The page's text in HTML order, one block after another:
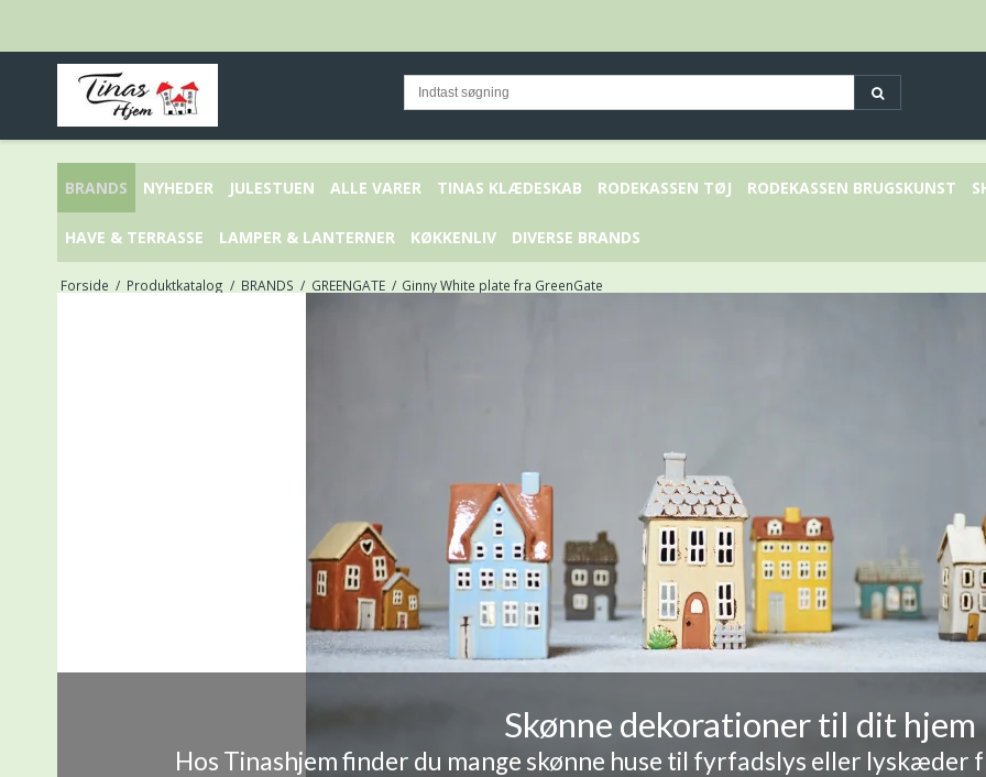
BRANDS NYHEDER JULESTUEN ALLE VARER TINAS KLÆDESKAB RODEKASSEN TØJ RODEKASSEN BRUGSKUNST
HAVE & TERRASSE LAMPER & LANTERNER KØKKENLIV DIVERSE BRANDS
Forside / Produktkatalog / BRANDS / GREENGATE / Ginny White plate fra GreenGate
Skønne dekorationer til dit hjem
Hos Tinashjem finder du mange skønne huse til fyrfadslys eller lyskæder